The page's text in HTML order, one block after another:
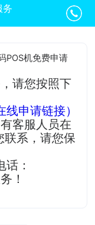
务
POS机免费申请
请您按照下
线申请链接）
客服人员在
联系，请您保
：
！